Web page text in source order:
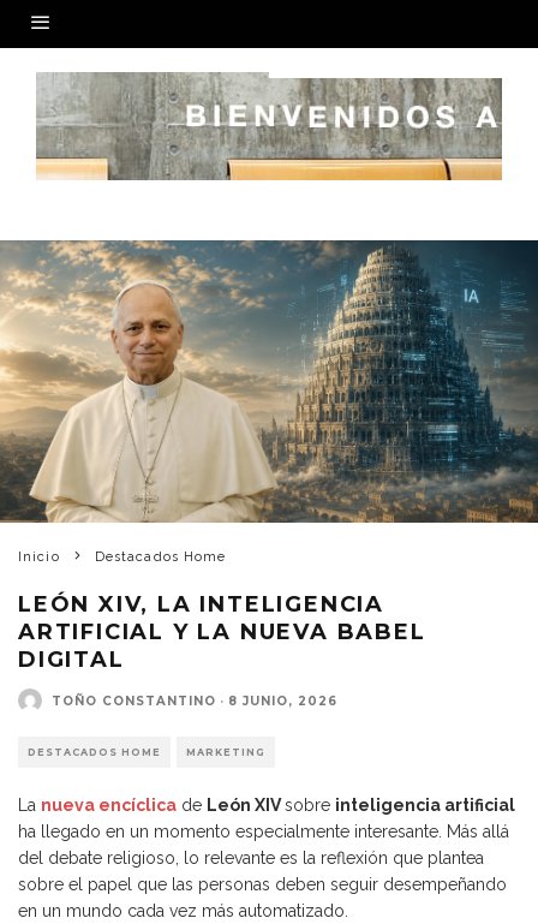
Inicio Destacados Home
LEÓN XIV, LA INTELIGENCIA
ARTIFICIAL Y LA NUEVA BABEL
DIGITAL
TOÑO CONSTANTINO · 8 JUNIO, 2026
DESTACADOS HOME MARKETING
La nueva encíclica de León XIVsobre inteligencia artificial
ha llegado en un momento especialmente interesante. Más allá
del debate religioso, lo relevante es la reflexión que plantea
sobre el papel que las personas deben seguir desempeñando
en un mundo cada vez más automatizado.